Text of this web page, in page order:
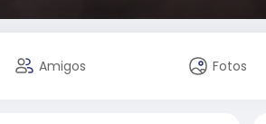
Amigos Fotos